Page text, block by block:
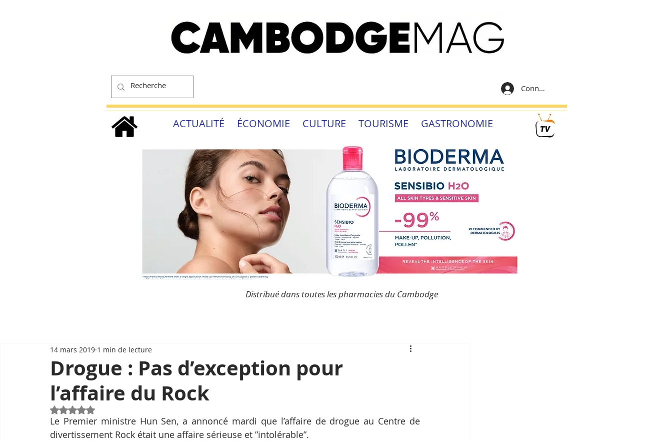
Connexion
ACTUALITÉ ÉCONOMIE CULTURE TOURISME GASTRONOMIE
Distribué dans toutes les pharmacies du Cambodge
Drogue : Pas d’exception pour
l’affaire du Rock
14 mars 2019 1 min de lecture
Noté NaN étoiles sur 5.
Le Premier ministre Hun Sen, a annoncé mardi que l’affaire de drogue au Centre de
divertissement Rock était une affaire sérieuse et ”intolérable”.